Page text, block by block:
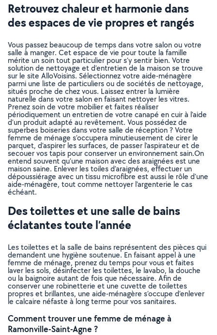
Retrouvez chaleur et harmonie dans
des espaces de vie propres et rangés
Vous passez beaucoup de temps dans votre salon ou votre
salle à manger. Cet espace de vie pour toute la famille
mérite un soin tout particulier pour s’y sentir bien. Votre
solution de nettoyage et d’entretien de la maison se trouve
sur le site AlloVoisins. Sélectionnez votre aide-ménagère
parmi une liste de particuliers ou de sociétés de nettoyage,
situés proche de chez vous. Laissez entrer la lumière
naturelle dans votre salon en faisant nettoyer les vitres.
Prenez soin de votre mobilier et faites réaliser
périodiquement un entretien de votre canapé en cuir à l’aide
d’un produit adapté au revêtement. Vous possédez de
superbes boiseries dans votre salle de réception ? Votre
femme de ménage s’occupera minutieusement de cirer le
parquet, d’aspirer les surfaces, de passer l’aspirateur et de
secouer vos tapis pour conserver un environnement sain.On
entend souvent qu’une maison avec des araignées est une
maison saine. Enlever les toiles d’araignées, effectuer un
dépoussiérage avec un tissu microfibre est aussi le rôle d’une
aide-ménagère, tout comme nettoyer l’argenterie le cas
échéant.
Des toilettes et une salle de bains
éclatantes toute l’année
Les toilettes et la salle de bains représentent des pièces qui
demandent une hygiène soutenue. En faisant appel à une
femme de ménage, prenez du temps pour vous et faites
laver les sols, désinfecter les toilettes, le lavabo, la douche
ou la baignoire autant de fois que nécessaire. Afin de
conserver une robinetterie et une cuvette de toilettes
propres et brillantes, une aide-ménagère s’occupe d’enlever
le calcaire néfaste à long terme pour vos sanitaires.
Comment trouver une femme de ménage à
Ramonville-Saint-Agne ?